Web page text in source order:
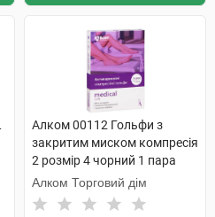
Алком 00112 Гольфи з
закритим миском компресія
2 розмір 4 чорний 1 пара
Алком Торговий дім